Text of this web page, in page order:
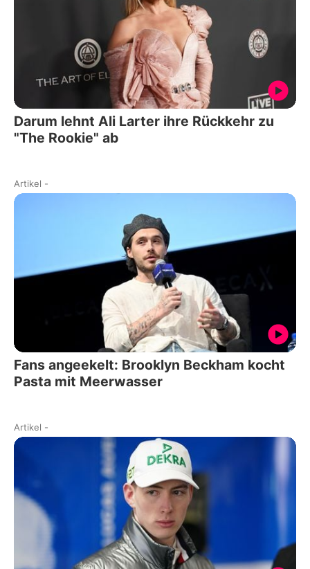
Darum lehnt Ali Larter ihre Rückkehr zu
"The Rookie" ab
Artikel -
Fans angeekelt: Brooklyn Beckham kocht
Pasta mit Meerwasser
Artikel -